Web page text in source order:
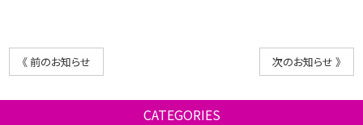
《 前のお知らせ 次のお知らせ 》
CATEGORIES